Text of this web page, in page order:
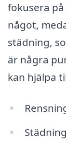
fokusera
något,
städning,
är några
kan hjälpa